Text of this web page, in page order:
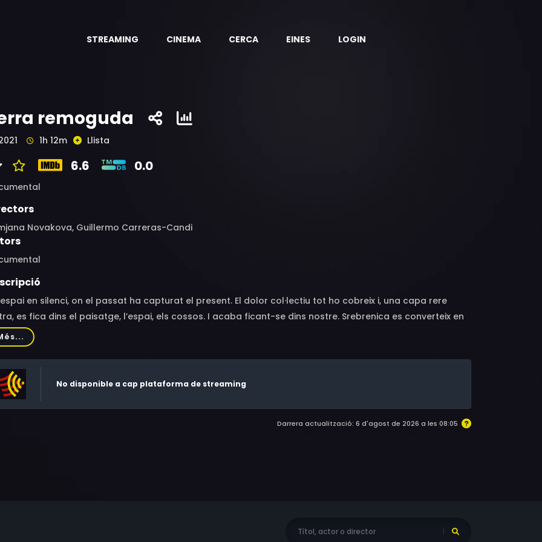
STREAMING CINEMA CERCA EINES LOGIN
remoguda
1h 12m Llista
6.6 0.0
Novakova, Guillermo Carreras-Candi
en silenci, on el passat ha capturat el present. El dolor col·lectiu tot ho cobreix i, una capa rere
es fica dins el paisatge, l’espai, els cossos. I acaba ficant-se dins nostre. Srebrenica es converteix en
realitat del nostre present i en la nostra realitat.
No disponible a cap plataforma de streaming
Darrera actualització: 6 d'agost de 2026 a les 08:05